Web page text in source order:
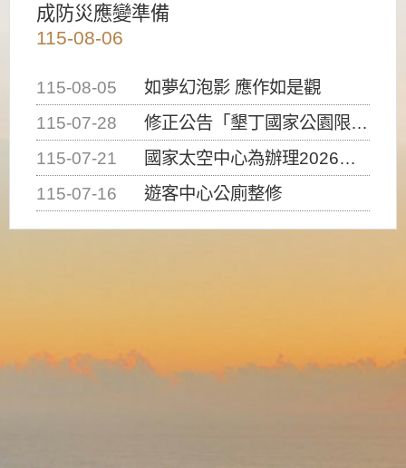
成防災應變準備
115-08-06
115-08-05
如夢幻泡影 應作如是觀
115-07-28
修正公告「墾丁國家公園限制水域遊憩活動之種類、範圍、時間及行為」，自即日生效。
115-07-21
國家太空中心為辦理2026台灣盃火箭競賽，陸、海、空域警戒及協調相關事宜，因颱風備案事宜
115-07-16
遊客中心公廁整修